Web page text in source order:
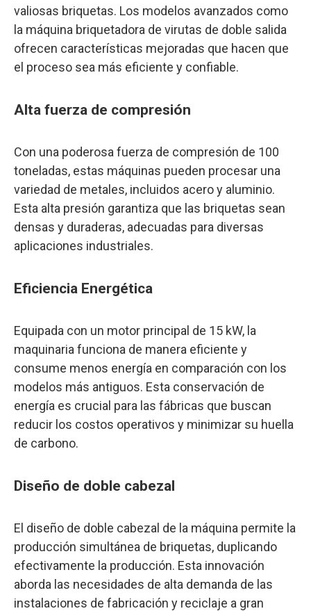
valiosas briquetas. Los modelos avanzados como
la máquina briquetadora de virutas de doble salida
ofrecen características mejoradas que hacen que
el proceso sea más eficiente y confiable.
Alta fuerza de compresión
Con una poderosa fuerza de compresión de 100
toneladas, estas máquinas pueden procesar una
variedad de metales, incluidos acero y aluminio.
Esta alta presión garantiza que las briquetas sean
densas y duraderas, adecuadas para diversas
aplicaciones industriales.
Eficiencia Energética
Equipada con un motor principal de 15 kW, la
maquinaria funciona de manera eficiente y
consume menos energía en comparación con los
modelos más antiguos. Esta conservación de
energía es crucial para las fábricas que buscan
reducir los costos operativos y minimizar su huella
de carbono.
Diseño de doble cabezal
El diseño de doble cabezal de la máquina permite la
producción simultánea de briquetas, duplicando
efectivamente la producción. Esta innovación
aborda las necesidades de alta demanda de las
instalaciones de fabricación y reciclaje a gran